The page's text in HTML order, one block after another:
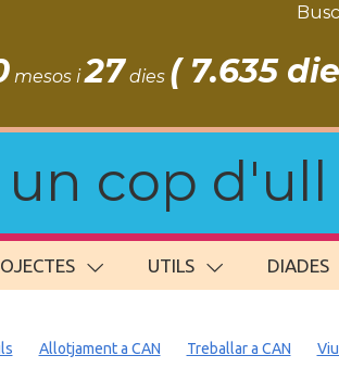
mesos i27 dies ( 7.635
cop
UTILS DIADES
Allotjament a CAN Treballar a CAN